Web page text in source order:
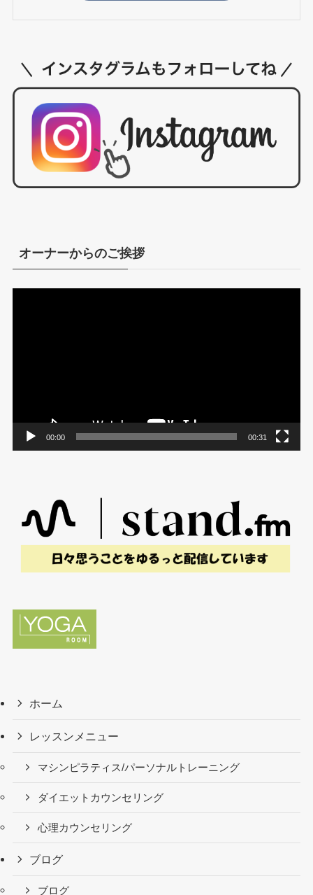
オーナーからのご挨拶
00:00 00:31
ホーム
レッスンメニュー
マシンピラティス/パーソナルトレーニング
ダイエットカウンセリング
心理カウンセリング
ブログ
ブログ